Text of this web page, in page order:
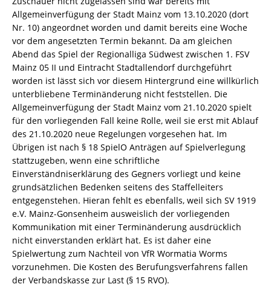
Allgemeinverfügung der Stadt Mainz vom 13.10.2020 (dort
Nr. 10) angeordnet worden und damit bereits eine Woche
vor dem angesetzten Termin bekannt. Da am gleichen
Abend das Spiel der Regionalliga Südwest zwischen 1. FSV
Mainz 05 II und Eintracht Stadtallendorf durchgeführt
worden ist lässt sich vor diesem Hintergrund eine willkürlich
unterbliebene Terminänderung nicht feststellen. Die
Allgemeinverfügung der Stadt Mainz vom 21.10.2020 spielt
für den vorliegenden Fall keine Rolle, weil sie erst mit Ablauf
des 21.10.2020 neue Regelungen vorgesehen hat. Im
Übrigen ist nach § 18 SpielO Anträgen auf Spielverlegung
stattzugeben, wenn eine schriftliche
Einverständniserklärung des Gegners vorliegt und keine
grundsätzlichen Bedenken seitens des Staffelleiters
entgegenstehen. Hieran fehlt es ebenfalls, weil sich SV 1919
e.V. Mainz-Gonsenheim ausweislich der vorliegenden
Kommunikation mit einer Terminänderung ausdrücklich
nicht einverstanden erklärt hat. Es ist daher eine
Spielwertung zum Nachteil von VfR Wormatia Worms
vorzunehmen. Die Kosten des Berufungsverfahrens fallen
der Verbandskasse zur Last (§ 15 RVO).